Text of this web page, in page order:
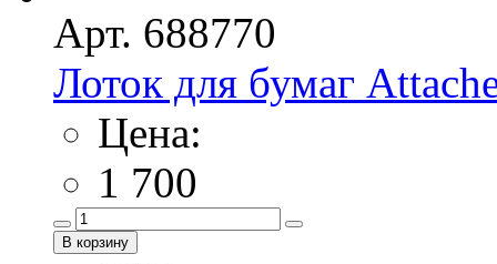
Арт. 688770
Лоток для бумаг
Цена:
1 700